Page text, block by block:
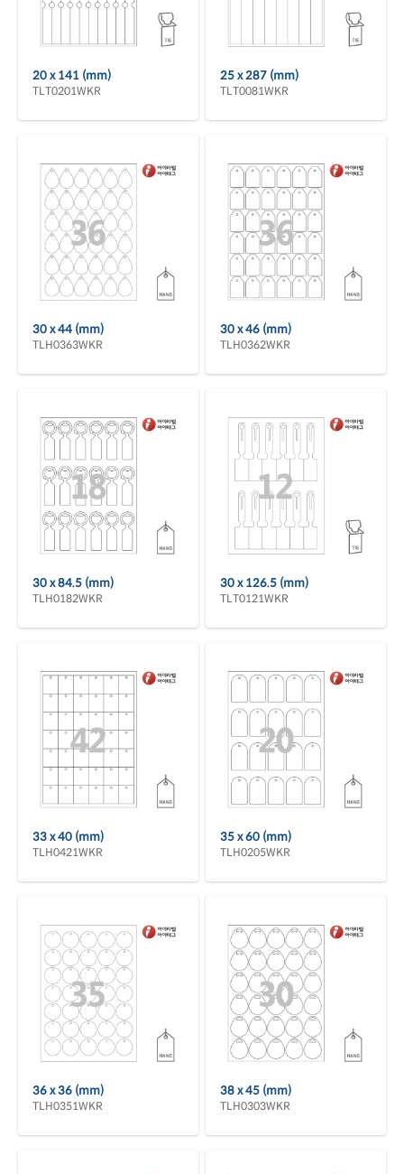
20 x 141 (mm)
TLT0201WKR
25 x 287 (mm)
TLT0081WKR
30 x 44 (mm)
TLH0363WKR
30 x 46 (mm)
TLH0362WKR
30 x 84.5 (mm)
TLH0182WKR
30 x 126.5 (mm)
TLT0121WKR
33 x 40 (mm)
TLH0421WKR
35 x 60 (mm)
TLH0205WKR
36 x 36 (mm)
TLH0351WKR
38 x 45 (mm)
TLH0303WKR